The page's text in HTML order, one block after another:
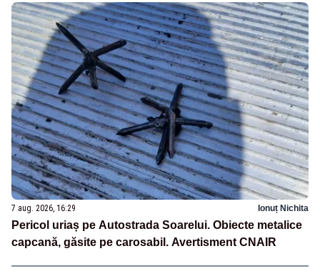
7 aug. 2026, 16:29 Ionuț Nichita
Pericol uriaș pe Autostrada Soarelui. Obiecte metalice
capcană, găsite pe carosabil. Avertisment CNAIR